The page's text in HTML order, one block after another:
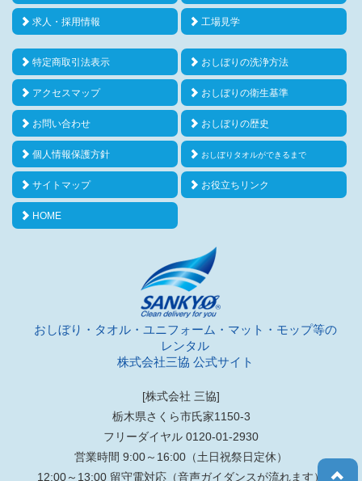
求人・採用情報 工場見学
特定商取引法表示
アクセスマップ
お問い合わせ
個人情報保護方針
サイトマップ
HOME
おしぼりの洗浄方法
おしぼりの衛生基準
おしぼりの歴史
おしぼりタオルができるまで
お役立ちリンク
おしぼり・タオル・ユニフォーム・マット・モップ等の
レンタル
株式会社三協 公式サイト
[株式会社 三協]
栃木県さくら市氏家1150-3
フリーダイヤル 0120-01-2930
営業時間 9:00～16:00（土日祝祭日定休）
12:00～13:00 留守電対応（音声ガイダンスが流れます）